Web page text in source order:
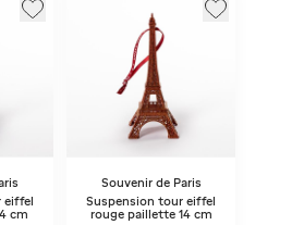
eiffel
cm
Souvenir de Paris
Suspension tour eiffel
rouge paillette 14 cm